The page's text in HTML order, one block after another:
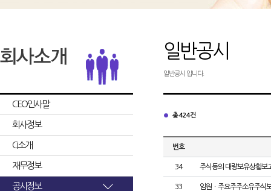
CEO인사말
회사정보
CI소개
재무정보
공시정보
일반공시
일반공시 입니다.
총 424건
번호
34 주식등의 대량보유상황보
33 임원ㆍ주요주주소유주식